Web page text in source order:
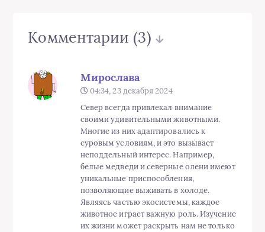
Комментарии (3)
Мирослава
04:34, 23 декабря 2024
Север всегда привлекал внимание
своими удивительными животными.
Многие из них адаптировались к
суровым условиям, и это вызывает
неподдельный интерес. Например,
белые медведи и северные олени имеют
уникальные приспособления,
позволяющие выживать в холоде.
Являясь частью экосистемы, каждое
животное играет важную роль. Изучение
их жизни может раскрыть нам не только